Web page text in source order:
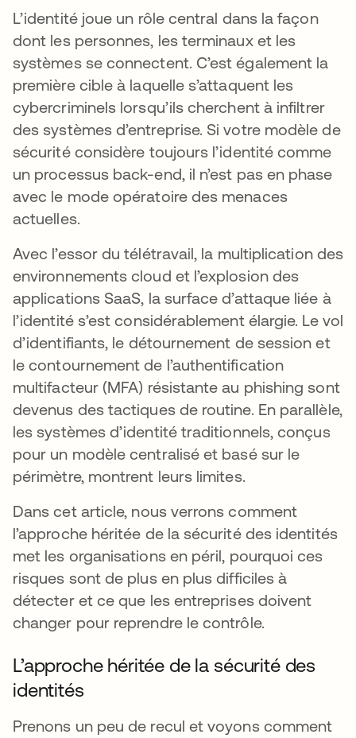
L’identité joue un rôle central dans la façon
dont les personnes, les terminaux et les
systèmes se connectent. C’est également la
première cible à laquelle s’attaquent les
cybercriminels lorsqu’ils cherchent à infiltrer
des systèmes d’entreprise. Si votre modèle de
sécurité considère toujours l’identité comme
un processus back-end, il n’est pas en phase
avec le mode opératoire des menaces
actuelles.
Avec l’essor du télétravail, la multiplication des
environnements cloud et l’explosion des
applications SaaS, la surface d’attaque liée à
l’identité s’est considérablement élargie. Le vol
d’identifiants, le détournement de session et
le contournement de l’authentification
multifacteur (MFA) résistante au phishing sont
devenus des tactiques de routine. En parallèle,
les systèmes d’identité traditionnels, conçus
pour un modèle centralisé et basé sur le
périmètre, montrent leurs limites.
Dans cet article, nous verrons comment
l’approche héritée de la sécurité des identités
met les organisations en péril, pourquoi ces
risques sont de plus en plus difficiles à
détecter et ce que les entreprises doivent
changer pour reprendre le contrôle.
L’approche héritée de la sécurité des
identités
Prenons un peu de recul et voyons comment